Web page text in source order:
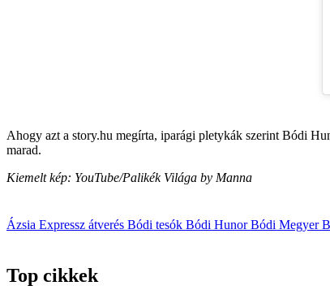
Ahogy azt a story.hu megírta, iparági pletykák szerint Bódi
marad.
Kiemelt kép: YouTube/Palikék Világa by Manna
Ázsia Expressz átverés Bódi tesók Bódi HunorBódi Megyer
Top cikkek